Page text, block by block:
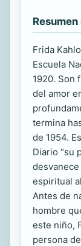
Frida
Escuela
1920. Son
del amor
termina
de 1954.
Diario “su
espiritual
Antes de
hombre
este niño,
persona